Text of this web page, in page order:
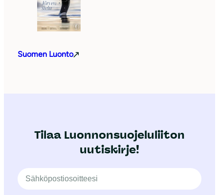
Suomen Luonto
Tilaa Luonnonsuojeluliiton
uutiskirje!